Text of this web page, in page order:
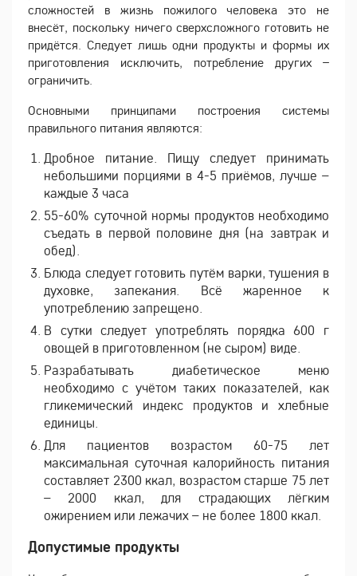
сложностей в жизнь пожилого человека это не
внесёт, поскольку ничего сверхсложного готовить не
придётся. Следует лишь одни продукты и формы их
приготовления исключить, потребление других –
ограничить.
Основными принципами построения системы
правильного питания являются:
Дробное питание. Пищу следует принимать
небольшими порциями в 4-5 приёмов, лучше –
каждые 3 часа
55-60% суточной нормы продуктов необходимо
съедать в первой половине дня (на завтрак и
обед).
Блюда следует готовить путём варки, тушения в
духовке, запекания. Всё жаренное к
употреблению запрещено.
В сутки следует употреблять порядка 600 г
овощей в приготовленном (не сыром) виде.
Разрабатывать диабетическое меню
необходимо с учётом таких показателей, как
гликемический индекс продуктов и хлебные
единицы.
Для пациентов возрастом 60-75 лет
максимальная суточная калорийность питания
составляет 2300 ккал, возрастом старше 75 лет
– 2000 ккал, для страдающих лёгким
ожирением или лежачих – не более 1800 ккал.
Допустимые продукты